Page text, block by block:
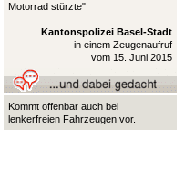
Motorrad stürzte"
Kantonspolizei Basel-Stadt
in einem Zeugenaufruf
vom 15. Juni 2015
Kommt offenbar auch bei
lenkerfreien Fahrzeugen vor.